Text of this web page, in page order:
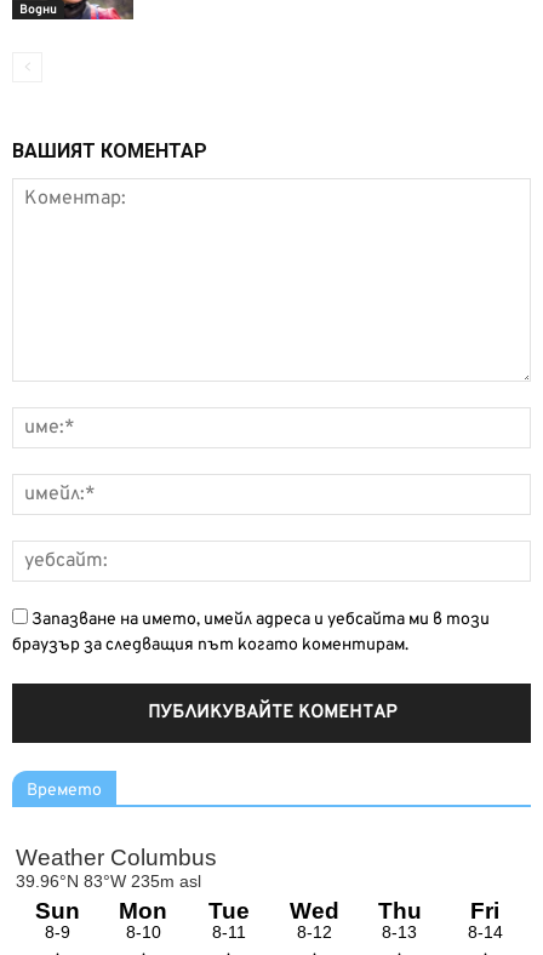
Водни
ВАШИЯТ КОМЕНТАР
Запазване на името, имейл адреса и уебсайта ми в този
браузър за следващия път когато коментирам.
Времето